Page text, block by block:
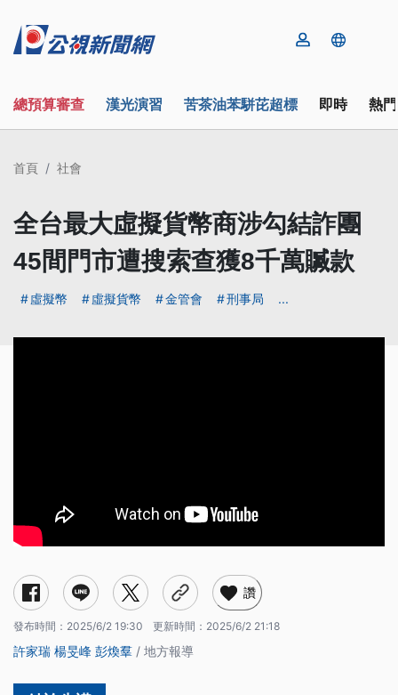
總預算審查 漢光演習 苦茶油苯駢芘超標 即時 熱
首頁 社會
全台最大虛擬貨幣商涉勾結詐團
45間門市遭搜索查獲8千萬贓款
虛擬幣 虛擬貨幣 金管會 刑事局 ...
讚
發布時間： 2025/6/2 19:30 更新時間： 2025/6/2 21:18
許家瑞 楊旻峰 彭煥羣 / 地方報導